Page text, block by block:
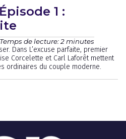
1 :
Temps de lecture: 2 minutes
Dans L’excuse parfaite, premier
Corcelette et Carl Laforêt mettent
ordinaires du couple moderne.